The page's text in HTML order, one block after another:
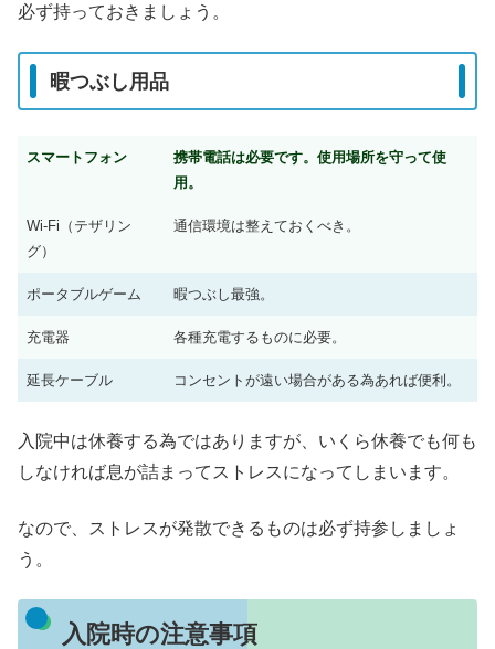
必ず持っておきましょう。
暇つぶし用品
スマートフォン
携帯電話は必要です。使用場所を守って使
用。
Wi-Fi（テザリン
グ）
通信環境は整えておくべき。
ポータブルゲーム 暇つぶし最強。
充電器 各種充電するものに必要。
延長ケーブル コンセントが遠い場合がある為あれば便利。
入院中は休養する為ではありますが、いくら休養でも何も
しなければ息が詰まってストレスになってしまいます。
なので、ストレスが発散できるものは必ず持参しましょ
う。
入院時の注意事項